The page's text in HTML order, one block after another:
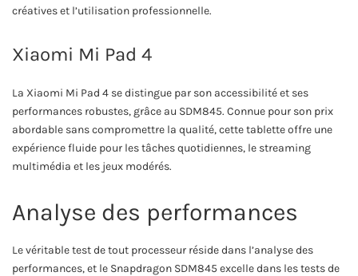
créatives et l’utilisation professionnelle.
Xiaomi Mi Pad 4
La Xiaomi Mi Pad 4 se distingue par son accessibilité et ses
performances robustes, grâce au SDM845. Connue pour son prix
abordable sans compromettre la qualité, cette tablette offre une
expérience fluide pour les tâches quotidiennes, le streaming
multimédia et les jeux modérés.
Analyse des performances
Le véritable test de tout processeur réside dans l’analyse des
performances, et le Snapdragon SDM845 excelle dans les tests de